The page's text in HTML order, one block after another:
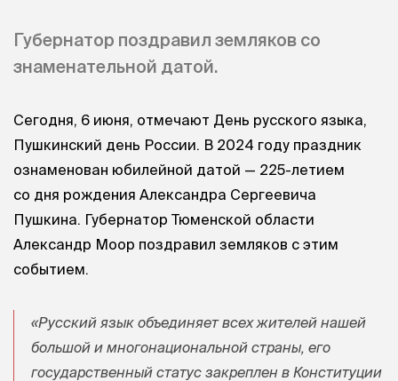
Губернатор поздравил земляков со
знаменательной датой.
Сегодня, 6 июня, отмечают День русского языка,
Пушкинский день России. В 2024 году праздник
ознаменован юбилейной датой — 225-летием
со дня рождения Александра Сергеевича
Пушкина. Губернатор Тюменской области
Александр Моор поздравил земляков с этим
событием.
«Русский язык объединяет всех жителей нашей
большой и многонациональной страны, его
государственный статус закреплен в Конституции